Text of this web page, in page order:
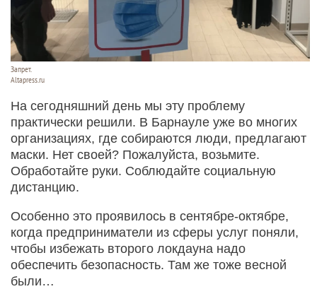
Запрет.
Altapress.ru
На сегодняшний день мы эту проблему
практически решили. В Барнауле уже во многих
организациях, где собираются люди, предлагают
маски. Нет своей? Пожалуйста, возьмите.
Обработайте руки. Соблюдайте социальную
дистанцию.
Особенно это проявилось в сентябре-октябре,
когда предприниматели из сферы услуг поняли,
чтобы избежать второго локдауна надо
обеспечить безопасность. Там же тоже весной
были…